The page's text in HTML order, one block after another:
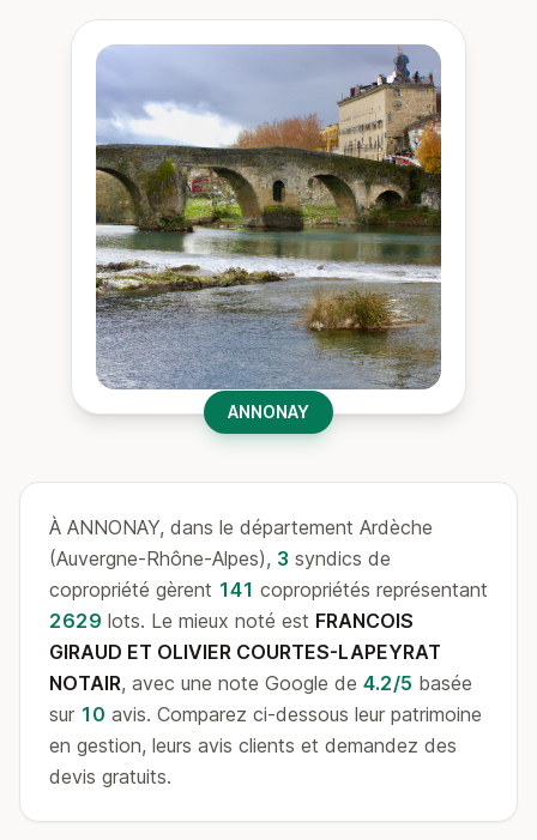
ANNONAY
À ANNONAY, dans le département Ardèche
(Auvergne-Rhône-Alpes), 3 syndics de
copropriété gèrent 141 copropriétés représentant
2629 lots. Le mieux noté est FRANCOIS
GIRAUD ET OLIVIER COURTES-LAPEYRAT
NOTAIR, avec une note Google de 4.2/5 basée
sur 10 avis. Comparez ci-dessous leur patrimoine
en gestion, leurs avis clients et demandez des
devis gratuits.